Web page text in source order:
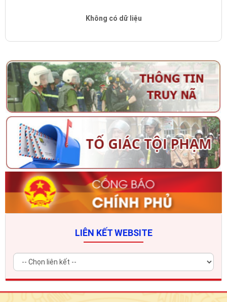
Không có dữ liệu
LIÊN KẾT WEBSITE